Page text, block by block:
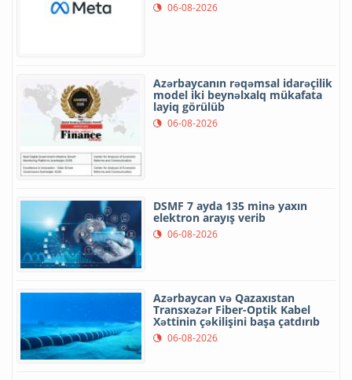
06-08-2026
Azərbaycanın rəqəmsal idarəçilik
model iki beynəlxalq mükafata
layiq görülüb
06-08-2026
DSMF 7 ayda 135 minə yaxın
elektron arayış verib
06-08-2026
Azərbaycan və Qazaxıstan
Transxəzər Fiber-Optik Kabel
Xəttinin çəkilişini başa çatdırıb
06-08-2026